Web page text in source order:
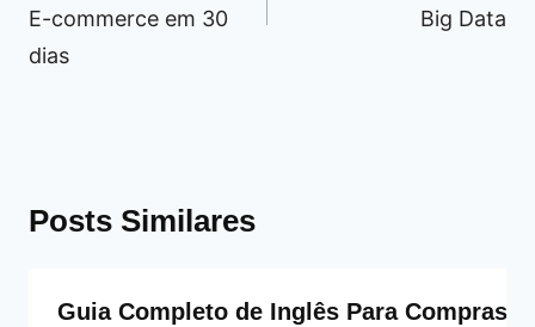
E-commerce em 30
dias
Big Data
Posts Similares
Guia Completo de Inglês Para Compras